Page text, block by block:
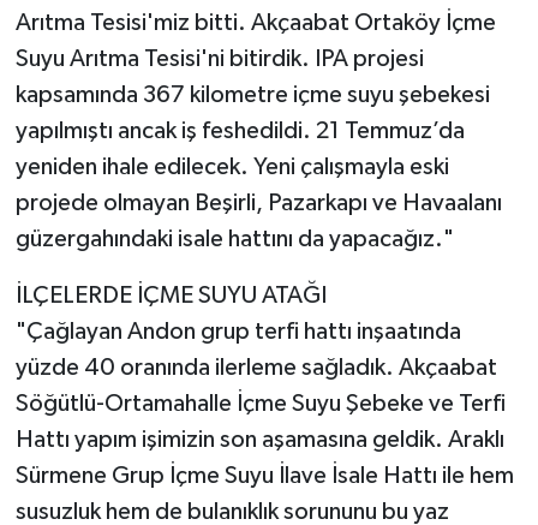
Arıtma Tesisi'miz bitti. Akçaabat Ortaköy İçme
Suyu Arıtma Tesisi'ni bitirdik. IPA projesi
kapsamında 367 kilometre içme suyu şebekesi
yapılmıştı ancak iş feshedildi. 21 Temmuz’da
yeniden ihale edilecek. Yeni çalışmayla eski
projede olmayan Beşirli, Pazarkapı ve Havaalanı
güzergahındaki isale hattını da yapacağız."
İLÇELERDE İÇME SUYU ATAĞI
"Çağlayan Andon grup terfi hattı inşaatında
yüzde 40 oranında ilerleme sağladık. Akçaabat
Söğütlü-Ortamahalle İçme Suyu Şebeke ve Terfi
Hattı yapım işimizin son aşamasına geldik. Araklı
Sürmene Grup İçme Suyu İlave İsale Hattı ile hem
susuzluk hem de bulanıklık sorununu bu yaz